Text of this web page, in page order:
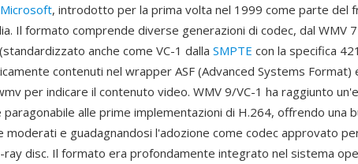
Microsoft, introdotto per la prima volta nel 1999 come parte del
Il formato comprende diverse generazioni di codec, dal WMV
anche come VC-1 dalla SMPTE con la specifica
contenuti nel wrapper ASF (Advanced Systems Format)
per indicare il contenuto video. WMV 9/VC-1 ha raggiunto
alle prime implementazioni di H.264, offrendo una
moderati e guadagnandosi l'adozione come codec approvato
ray disc. Il formato era profondamente integrato nel sistema